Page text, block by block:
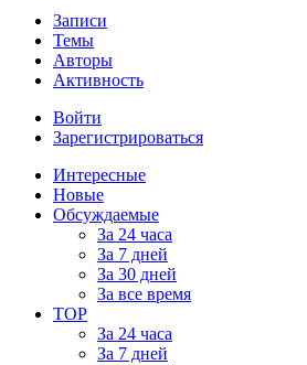
Записи
Темы
Авторы
Активность
Войти
Зарегистрироваться
Интересные
Новые
Обсуждаемые
За 24 часа
За 7 дней
За 30 дней
За все время
TOP
За 24 часа
За 7 дней